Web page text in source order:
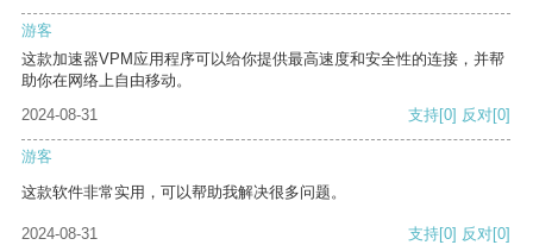
游客
这款加速器VPM应用程序可以给你提供最高速度和安全性的连接，并帮
助你在网络上自由移动。
2024-08-31
支持[0] 反对[0]
游客
这款软件非常实用，可以帮助我解决很多问题。
2024-08-31 支持[0] 反对[0]